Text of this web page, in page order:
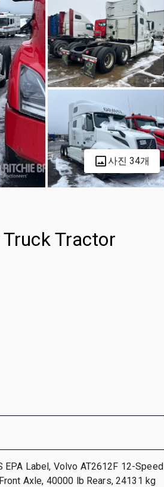
사진 34개
Tractor
EPA Label, Volvo AT2612F 12-Speed
Axle, 40000 lb Rears, 24131 kg